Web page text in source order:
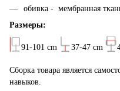
обивка - мембранная
Размеры:
91-101 cm 37-47 cm
Сборка товара является
навыков.